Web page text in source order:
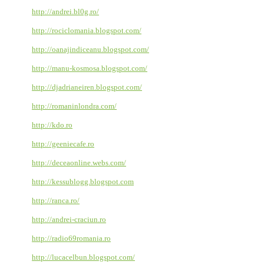
http://andrei.bl0g.ro/
http://rociclomania.blogspot.com/
http://oanajindiceanu.blogspot.com/
http://manu-kosmosa.blogspot.com/
http://djadrianeiren.blogspot.com/
http://romaninlondra.com/
http://kdo.ro
http://geeniecafe.ro
http://deceaonline.webs.com/
http://kessublogg.blogspot.com
http://ranca.ro/
http://andrei-craciun.ro
http://radio69romania.ro
http://lucacelbun.blogspot.com/